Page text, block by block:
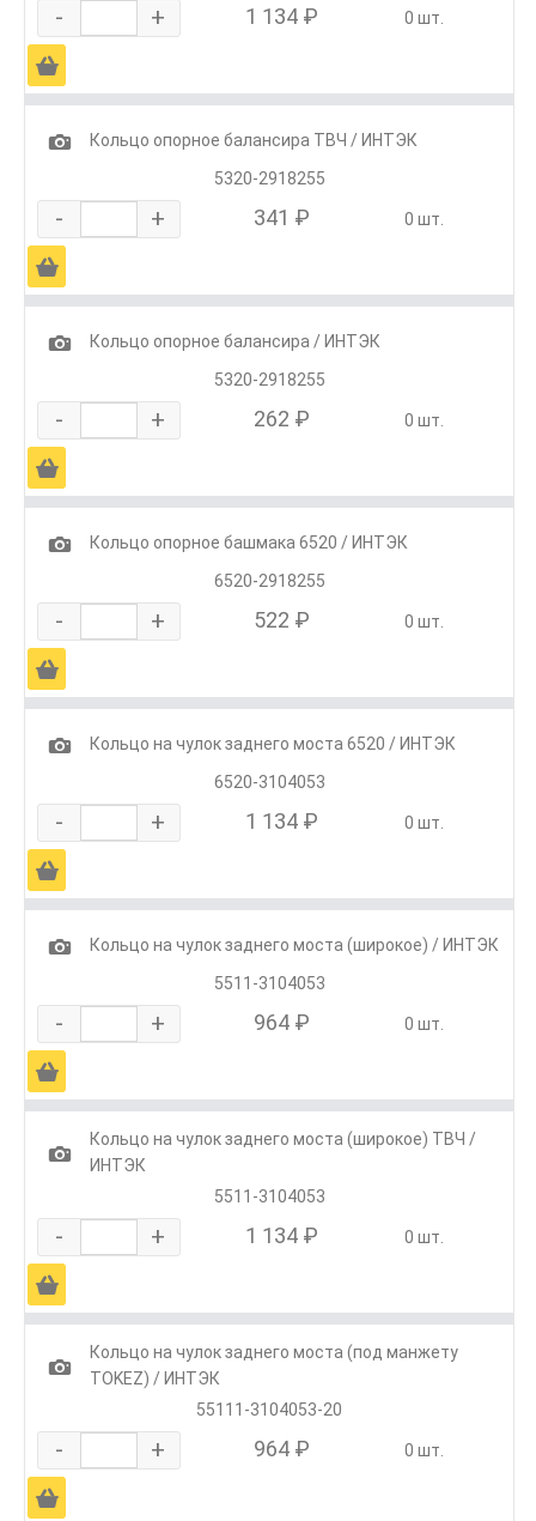
- + 1 134 ₽ 0 шт.
Ä
1
Кольцо опорное балансира ТВЧ / ИНТЭК
5320-2918255
- + 341 ₽ 0 шт.
Ä
1
Кольцо опорное балансира / ИНТЭК
5320-2918255
- + 262 ₽ 0 шт.
Ä
1
Кольцо опорное башмака 6520 / ИНТЭК
6520-2918255
- + 522 ₽ 0 шт.
Ä
1
Кольцо на чулок заднего моста 6520 / ИНТЭК
6520-3104053
- + 1 134 ₽ 0 шт.
Ä
1
Кольцо на чулок заднего моста (широкое) / ИНТЭК
5511-3104053
- + 964 ₽ 0 шт.
Ä
1
Кольцо на чулок заднего моста (широкое) ТВЧ /
ИНТЭК
5511-3104053
- + 1 134 ₽ 0 шт.
Ä
1
Кольцо на чулок заднего моста (под манжету
TOKEZ) / ИНТЭК
55111-3104053-20
- + 964 ₽ 0 шт.
Ä